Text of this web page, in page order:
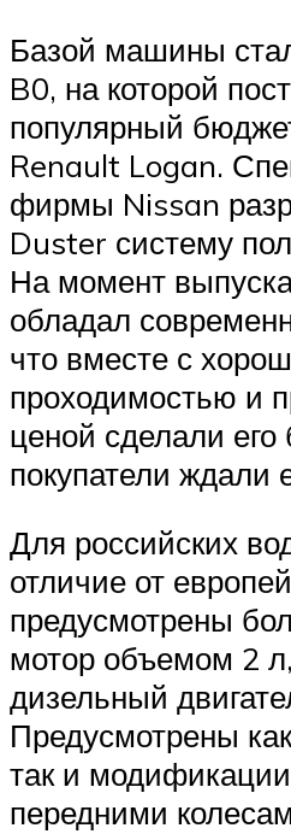
Базой машины
B0, на которой
популярный
Renault Logan.
фирмы Nissan
Duster систему
На момент
обладал
что вместе с
проходимостью и
ценой сделали
покупатели ждали
Для российских
отличие от
предусмотрены
мотор объемом 2
дизельный
Предусмотрены
так и
передними